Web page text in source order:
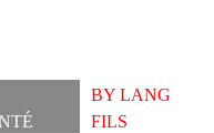
BYLANG
FILS